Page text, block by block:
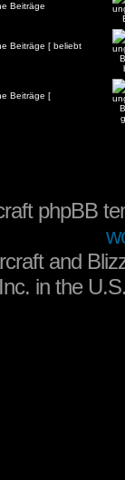
Beiträge
Beiträge [ beliebt
Beiträge [
phpBB
and
in the